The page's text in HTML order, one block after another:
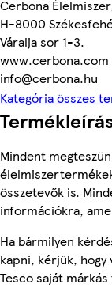
Cerbona
H-8000
Váralja sor 1-3.
www.cerbona.com
info@cerbona.hu
Kategória összes
Mindent
összetevők is.
információkra,
Ha bármilyen
kapni, kérjük, hogy
Tesco saját